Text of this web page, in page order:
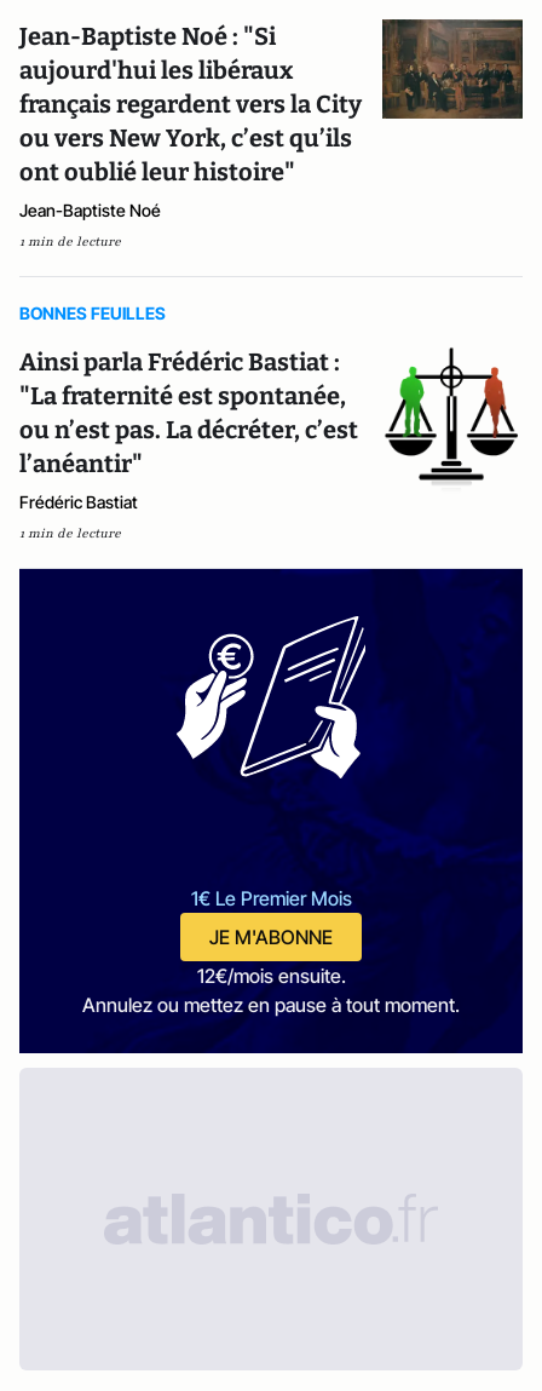
Jean-Baptiste Noé : "Si
aujourd'hui les libéraux
français regardent vers la City
ou vers New York, c’est qu’ils
ont oublié leur histoire"
Jean-Baptiste Noé
1 min de lecture
BONNES FEUILLES
Ainsi parla Frédéric Bastiat :
"La fraternité est spontanée,
ou n’est pas. La décréter, c’est
l’anéantir"
Frédéric Bastiat
1 min de lecture
1€ Le Premier Mois
JE M'ABONNE
12€/mois ensuite.
Annulez ou mettez en pause à tout moment.